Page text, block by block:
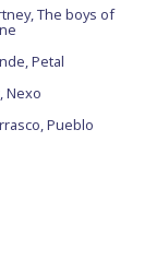
The boys of
Petal
Nexo
Pueblo